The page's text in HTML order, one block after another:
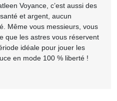
Voyance, c’est aussi des
et argent, aucun
Même vous messieurs, vous
que les astres vous réservent
idéale pour jouer les
en mode 100 % liberté !